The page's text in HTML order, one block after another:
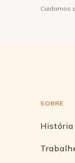
Cuidamos
SOBRE
História